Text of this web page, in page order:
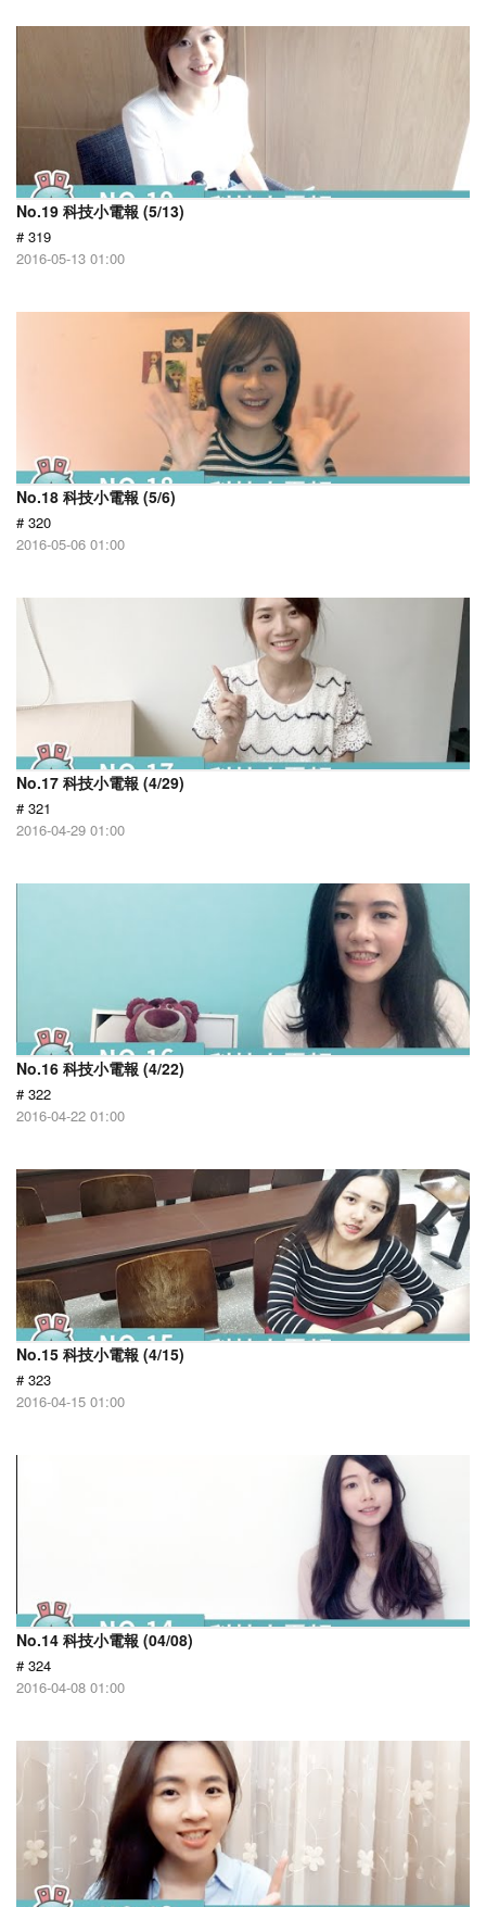
No.19 科技小電報 (5/13)
# 319
2016-05-13 01:00
No.18 科技小電報 (5/6)
# 320
2016-05-06 01:00
No.17 科技小電報 (4/29)
# 321
2016-04-29 01:00
No.16 科技小電報 (4/22)
# 322
2016-04-22 01:00
No.15 科技小電報 (4/15)
# 323
2016-04-15 01:00
No.14 科技小電報 (04/08)
# 324
2016-04-08 01:00